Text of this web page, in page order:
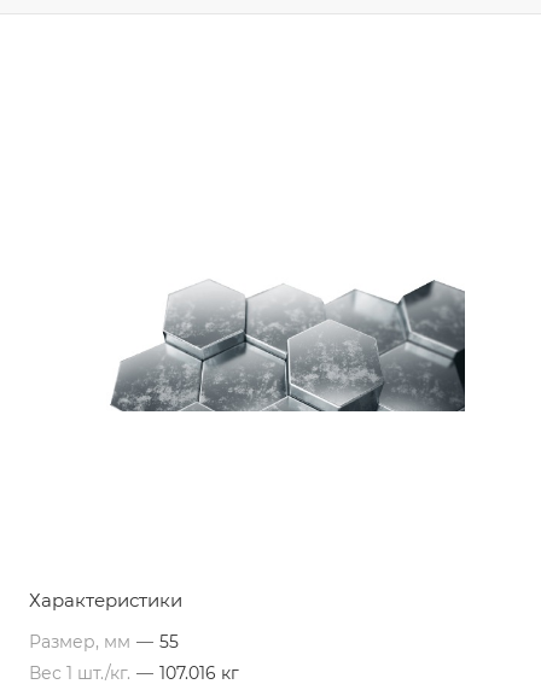
Характеристики
Размер, мм — 55
Вес 1 шт./кг. — 107.016 кг